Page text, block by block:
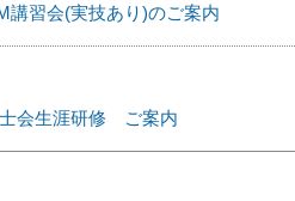
講習会(実技あり)のご案内
会生涯研修 ご案内